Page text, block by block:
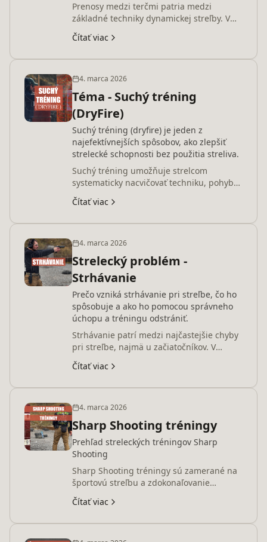
Prenosy medzi terčmi patria medzi
základné techniky dynamickej streľby. V
článku vysvetľujeme, prečo oči vedú
pohyb zbrane, aký význam má obraz
presné a plynulé.
Čítať viac
4. marca 2026
Téma - Suchý tréning
(DryFire)
Suchý tréning (dryfire) je jeden z
najefektívnejších spôsobov, ako zlepšiť
strelecké schopnosti bez použitia streliva.
Suchý tréning umožňuje strelcom
systematicky nacvičovať techniku, pohyby
a manipuláciu so zbraňou bez streľby. V
článku vysvetľujeme, ako dryfire funguje,
reálnej streľby. Na konci nájdeš aj online
Par Time Timer na tréning.
Čítať viac
4. marca 2026
Strelecký problém -
Strhávanie
Prečo vzniká strhávanie pri streľbe, čo ho
spôsobuje a ako ho pomocou správneho
úchopu a tréningu odstrániť.
Strhávanie patrí medzi najčastejšie chyby
pri streľbe, najmä u začiatočníkov. V
článku vysvetľujeme, prečo k nemu
dochádza, akú úlohu zohráva pohyb
a tréningu.
Čítať viac
4. marca 2026
Sharp Shooting tréningy
Prehľad streleckých tréningov Sharp
Shooting
Sharp Shooting tréningy sú zamerané na
športovú streľbu a zdokonaľovanie
streleckých zručností. Prebiehajú
pravidelne počas víkendov v streleckom
Čítať viac